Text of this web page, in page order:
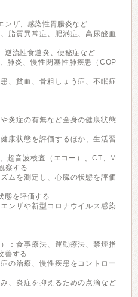
ンザ、感染性胃腸炎など
脂質異常症、肥満症、高尿酸血
逆流性食道炎、便秘症など
肺炎、慢性閉塞性肺疾患（COP
、貧血、骨粗しょう症、不眠症
炎症の有無など全身の健康状態
康状態を評価するほか、生活習
超音波検査（エコー）、CT、M
察する
ムを測定し、心臓の状態を評価
態を評価する
ンザや新型コロナウイルス感染
：食事療法、運動療法、禁煙指
善する
の治療、慢性疾患をコントロー
、炎症を抑えるための点滴など